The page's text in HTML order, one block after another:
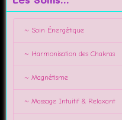
~ Soin Énergétique
~ Harmonisation des Chakras
~ Magnétisme
~ Massage Intuitif & Relaxant